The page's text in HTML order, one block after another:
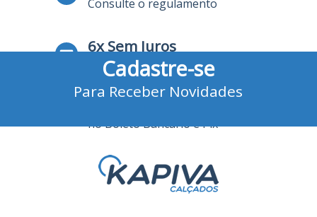
Consulte o regulamento
6x Sem Juros
no Cartão de Crédito
no Boleto Bancário e Pix
Cadastre-se
Para Receber Novidades